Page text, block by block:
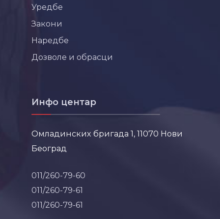
Уредбе
Закони
Наредбе
Дозволе и обрасци
Инфо центар
Омладинских бригада 1, 11070 Нови
Београд
011/260-79-60
011/260-79-61
011/260-79-61